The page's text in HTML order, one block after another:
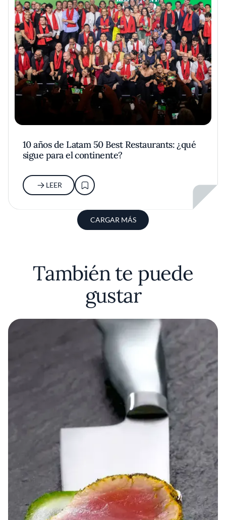
10 años de Latam 50 Best Restaurants: ¿qué
sigue para el continente?
LEER
CARGAR MÁS
También te puede
gustar